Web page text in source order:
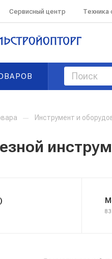
Сервисный центр Техника
— Инструмент и